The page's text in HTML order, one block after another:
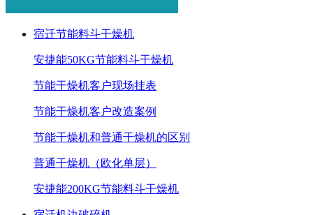
宿迁节能料斗干燥机
安捷能50KG节能料斗干燥机
节能干燥机客户现场挂表
节能干燥机客户改造案例
节能干燥机和普通干燥机的区别
普通干燥机（欧化单层）
安捷能200KG节能料斗干燥机